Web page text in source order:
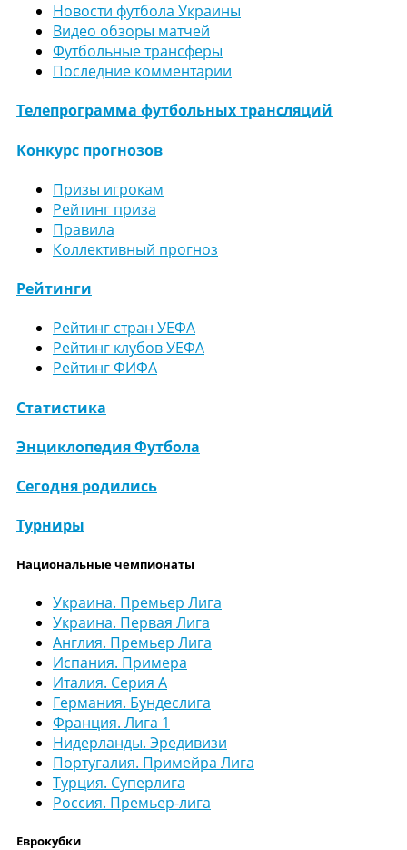
Новости футбола Украины
Видео обзоры матчей
Футбольные трансферы
Последние комментарии
Телепрограмма футбольных трансляций
Конкурс прогнозов
Призы игрокам
Рейтинг приза
Правила
Коллективный прогноз
Рейтинги
Рейтинг стран УЕФА
Рейтинг клубов УЕФА
Рейтинг ФИФА
Статистика
Энциклопедия Футбола
Сегодня родились
Турниры
Национальные чемпионаты
Украина. Премьер Лига
Украина. Первая Лига
Англия. Премьер Лига
Испания. Примера
Италия. Серия А
Германия. Бундеслига
Франция. Лига 1
Нидерланды. Эредивизи
Португалия. Примейра Лига
Турция. Суперлига
Россия. Премьер-лига
Еврокубки